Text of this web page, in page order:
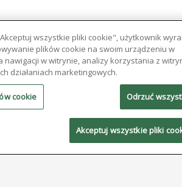
miniaturowych komponentów
na zwiększoną
elektronicznych. Komponenty
M0201, są obecnie
aplikacjach konsumenckich i
Podobnie, komponenty MiniLED
w wyświetlaczach dostępnych
tworzą nowe projekty PCB,
wszystkie pliki cookie", użytkownik
plików cookie na swoim urządzeniu w
nawigacji w witrynie, analizy korzystania z
działaniach marketingowych.
cookie Odrzuć
Akceptuj wszystkie pliki